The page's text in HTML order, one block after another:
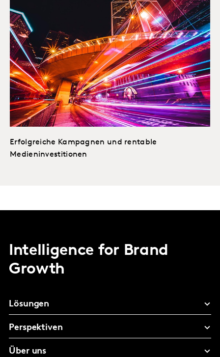
Erfolgreiche Kampagnen und rentable
Medieninvestitionen
Intelligence for Brand
Growth
Lösungen
Perspektiven
Über uns